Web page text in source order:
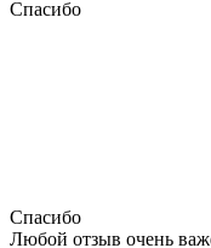
Спасибо
Спасибо
Любой отзыв очень